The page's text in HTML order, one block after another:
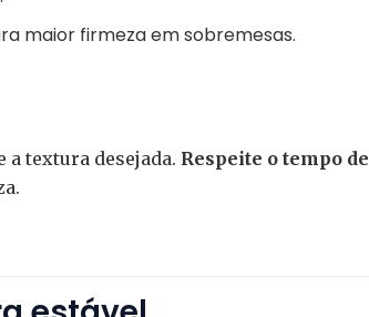
maior firmeza em sobremesas.
a textura desejada. Respeite o tempo de